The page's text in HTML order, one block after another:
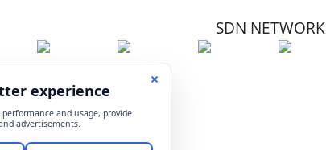
SDN NETWORK